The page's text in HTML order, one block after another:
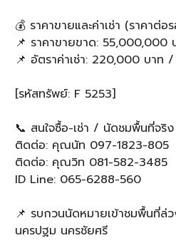
💰 ราคาขายและค่าเช่า (ราคาต่อ
📌 ราคาขายขาด: 55,000,000
📌 อัตราค่าเช่า: 220,000 บาท
[รหัสทรัพย์: F 5253]
📞 สนใจซื้อ-เช่า / นัดชมพื้นที่จริง
ติดต่อ: คุณนัท 097-1823-805
ติดต่อ: คุณวิท 081-582-3485
ID Line: 065-6288-560
📌 รบกวนนัดหมายเข้าชมพื้นที่ล่
นครปฐม นครชัยศรี